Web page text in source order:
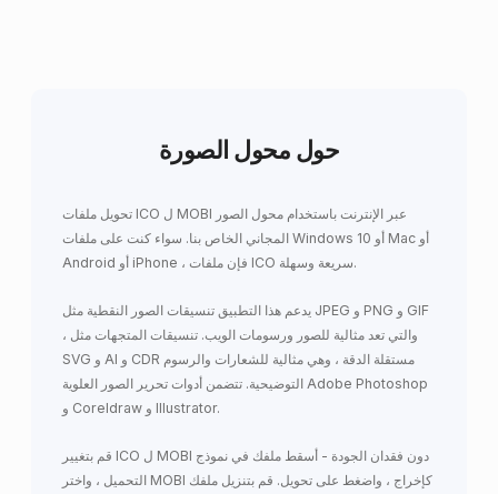
حول محول الصورة
تحويل ملفات ICO ل MOBI عبر الإنترنت باستخدام محول الصور
المجاني الخاص بنا. سواء كنت على ملفات Windows 10 أو Mac أو
Android أو iPhone ، فإن ملفات ICO سريعة وسهلة.
يدعم هذا التطبيق تنسيقات الصور النقطية مثل JPEG و PNG و GIF
، والتي تعد مثالية للصور ورسومات الويب. تنسيقات المتجهات مثل
SVG و AI و CDR مستقلة الدقة ، وهي مثالية للشعارات والرسوم
التوضيحية. تتضمن أدوات تحرير الصور العلوية Adobe Photoshop
و Coreldraw و Illustrator.
قم بتغيير ICO ل MOBI دون فقدان الجودة - أسقط ملفك في نموذج
التحميل ، واختر MOBI كإخراج ، واضغط على تحويل. قم بتنزيل ملفك